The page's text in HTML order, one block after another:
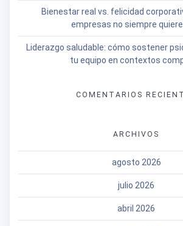
Bienestar real vs. felicidad
empresas no siempre
Liderazgo saludable: cómo sostener
tu equipo en contextos
COMENTARIOS
ARCHIVOS
agosto 2026
julio 2026
abril 2026